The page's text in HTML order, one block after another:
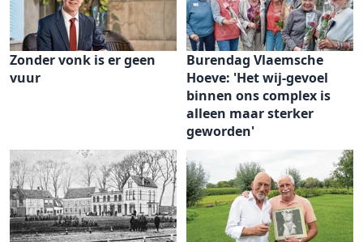
Zonder vonk is er geen
vuur
Burendag Vlaemsche
Hoeve: 'Het wij-gevoel
binnen ons complex is
alleen maar sterker
geworden'